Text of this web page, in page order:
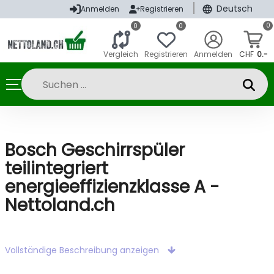
Anmelden Registrieren Deutsch
0
Vergleich
0
Registrieren Anmelden
0
CHF 0.-
Bosch Geschirrspüler
teilintegriert
energieeffizienzklasse A -
Nettoland.ch
Vollständige Beschreibung anzeigen